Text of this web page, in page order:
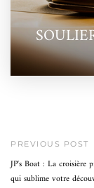
PREVIOUS POST
JP's Boat : La croisière
qui sublime votre